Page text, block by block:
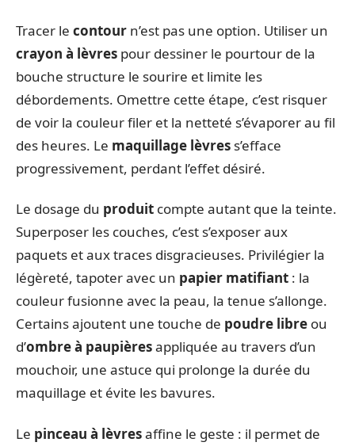
Tracer le contour n’est pas une option. Utiliser un
crayon à lèvres pour dessiner le pourtour de la
bouche structure le sourire et limite les
débordements. Omettre cette étape, c’est risquer
de voir la couleur filer et la netteté s’évaporer au fil
des heures. Le maquillage lèvres s’efface
progressivement, perdant l’effet désiré.
Le dosage du produit compte autant que la teinte.
Superposer les couches, c’est s’exposer aux
paquets et aux traces disgracieuses. Privilégier la
légèreté, tapoter avec un papier matifiant : la
couleur fusionne avec la peau, la tenue s’allonge.
Certains ajoutent une touche de poudre libre ou
d’ombre à paupièresappliquée au travers d’un
mouchoir, une astuce qui prolonge la durée du
maquillage et évite les bavures.
Le pinceau à lèvresaffine le geste : il permet de